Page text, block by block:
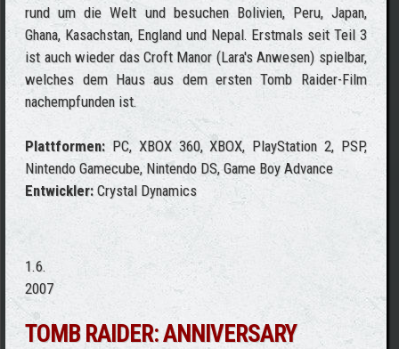
rund um die Welt und besuchen Bolivien, Peru, Japan,
Ghana, Kasachstan, England und Nepal. Erstmals seit Teil 3
ist auch wieder das Croft Manor (Lara's Anwesen) spielbar,
welches dem Haus aus dem ersten Tomb Raider-Film
nachempfunden ist.
Plattformen: PC, XBOX 360, XBOX, PlayStation 2, PSP,
Nintendo Gamecube, Nintendo DS, Game Boy Advance
Entwickler: Crystal Dynamics
1.6.
2007
TOMB RAIDER: ANNIVERSARY